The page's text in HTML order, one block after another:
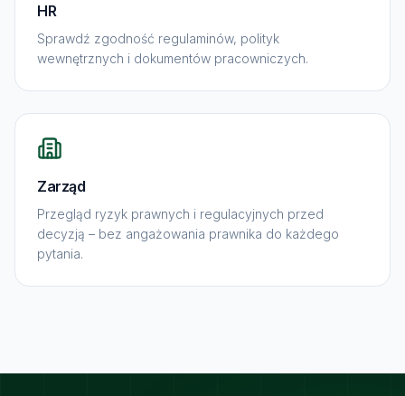
HR
Sprawdź zgodność regulaminów, polityk
wewnętrznych i dokumentów pracowniczych.
Zarząd
Przegląd ryzyk prawnych i regulacyjnych przed
decyzją – bez angażowania prawnika do każdego
pytania.